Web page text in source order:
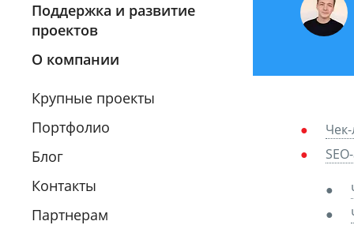
Поддержка и развитие
проектов
О компании
Крупные проекты
Портфолио
Блог
Контакты
Партнерам